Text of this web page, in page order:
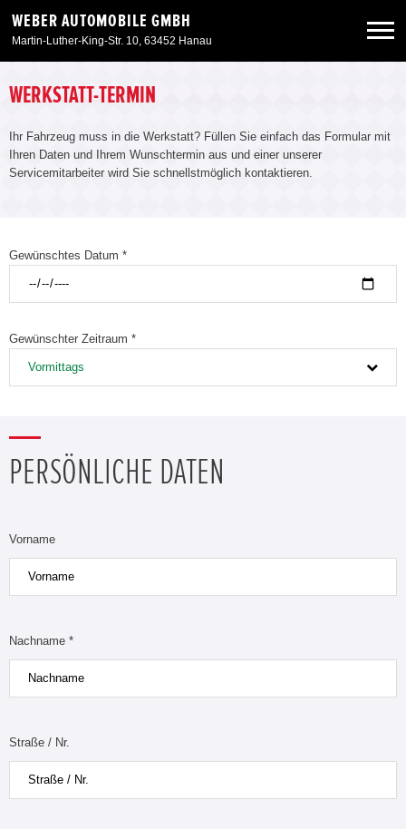
WEBER AUTOMOBILE GMBH
Martin-Luther-King-Str. 10, 63452 Hanau
Neuwagen
Gebrauchtwagen
Service & Zubehör
Unser Autohaus
WERKSTATT-TERMIN
Ihr Fahrzeug muss in die Werkstatt? Füllen Sie einfach das Formular mit
Ihren Daten und Ihrem Wunschtermin aus und einer unserer
Servicemitarbeiter wird Sie schnellstmöglich kontaktieren.
Gewünschtes Datum *
Gewünschter Zeitraum *
Vormittags
PERSÖNLICHE DATEN
Vorname
Nachname *
Straße / Nr.